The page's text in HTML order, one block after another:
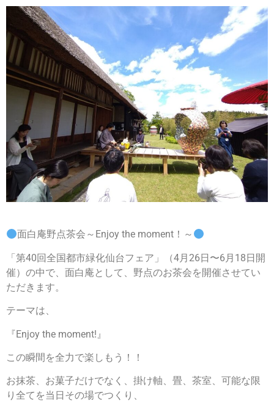
面白庵野点茶会～Enjoy the moment！～
「第40回全国都市緑化仙台フェア」（4月26日〜6月18日開
催）の中で、面白庵として、野点のお茶会を開催させてい
ただきます。
テーマは、
『Enjoy the moment!』
この瞬間を全力で楽しもう！！
お抹茶、お菓子だけでなく、掛け軸、畳、茶室、可能な限
り全てを当日その場でつくり、